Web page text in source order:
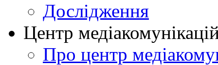
Дослідження
Центр
Про центр